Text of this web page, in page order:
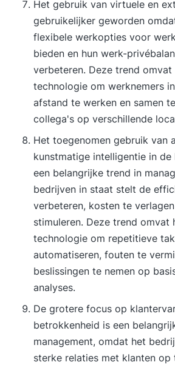
Het gebruik van virtuele en
gebruikelijker geworden
flexibele werkopties voor
bieden en hun werk-
verbeteren. Deze trend
technologie om werknemers
afstand te werken en samen
collega's op verschillende
Het toegenomen gebruik van
kunstmatige intelligentie in
een belangrijke trend in
bedrijven in staat stelt de
verbeteren, kosten te
stimuleren. Deze trend omvat
technologie om repetitieve
automatiseren, fouten te
beslissingen te nemen op
analyses.
De grotere focus op
betrokkenheid is een
management, omdat het
sterke relaties met klanten op